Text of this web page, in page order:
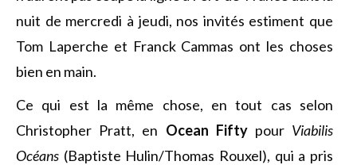
nuit de mercredi à jeudi, nos invités estiment que
Tom Laperche et Franck Cammas ont les choses
bien en main.
Ce qui est la même chose, en tout cas selon
Christopher Pratt, en Ocean Fiftypour Viabilis
Océans (Baptiste Hulin/Thomas Rouxel), qui a pris